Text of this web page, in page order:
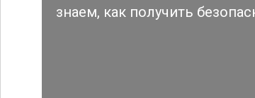
знаем, как получить